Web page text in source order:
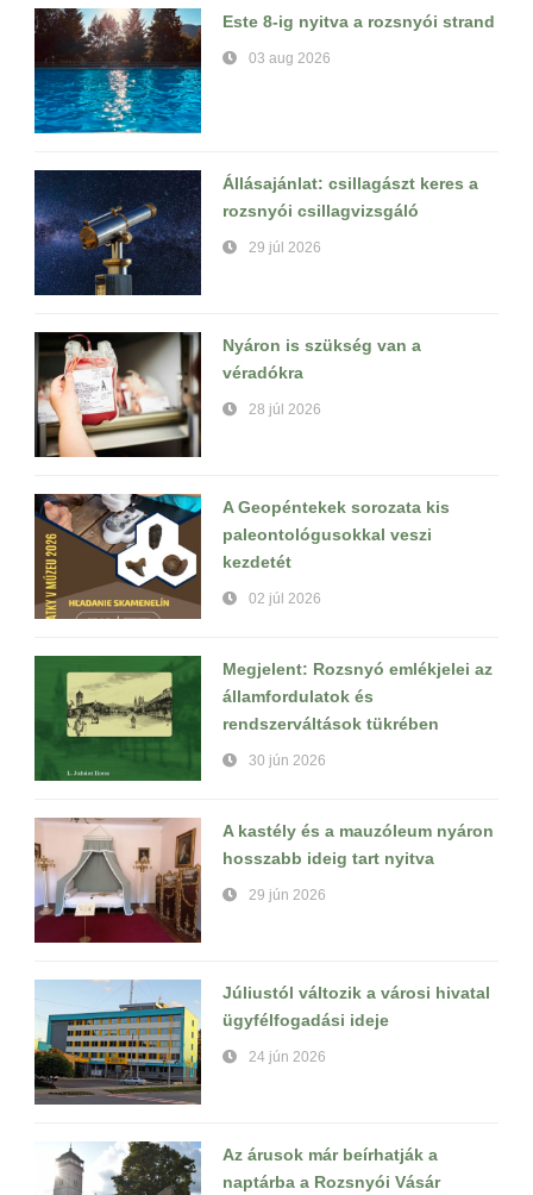
Este 8-ig nyitva a rozsnyói strand
03 aug 2026
Állásajánlat: csillagászt keres a
rozsnyói csillagvizsgáló
29 júl 2026
Nyáron is szükség van a
véradókra
28 júl 2026
A Geopéntekek sorozata kis
paleontológusokkal veszi
kezdetét
02 júl 2026
Megjelent: Rozsnyó emlékjelei az
államfordulatok és
rendszerváltások tükrében
30 jún 2026
A kastély és a mauzóleum nyáron
hosszabb ideig tart nyitva
29 jún 2026
Júliustól változik a városi hivatal
ügyfélfogadási ideje
24 jún 2026
Az árusok már beírhatják a
naptárba a Rozsnyói Vásár